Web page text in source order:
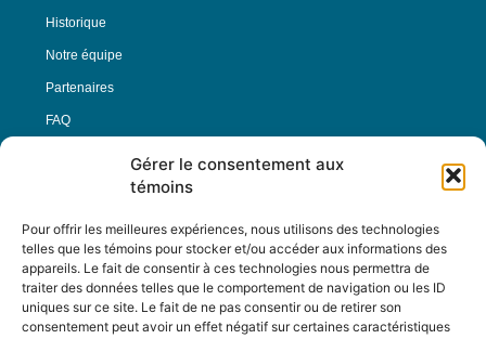
Gérer le consentement aux
témoins
Pour offrir les meilleures expériences, nous utilisons des technologies
telles que les témoins pour stocker et/ou accéder aux informations des
appareils. Le fait de consentir à ces technologies nous permettra de
traiter des données telles que le comportement de navigation ou les ID
uniques sur ce site. Le fait de ne pas consentir ou de retirer son
consentement peut avoir un effet négatif sur certaines caractéristiques
Historique
Notre équipe
Partenaires
FAQ
Nous Suivre